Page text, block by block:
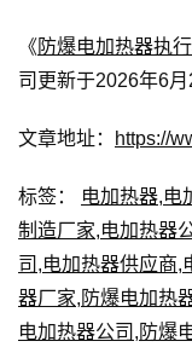
《 防爆电加热器执
司更新于2026年6月
文章地址： https://
标签： 电加热器,电
制造厂家,电加热器
司 ,电加热器供应商,
器厂家, 防爆电加热
电加热器公司 , 防爆